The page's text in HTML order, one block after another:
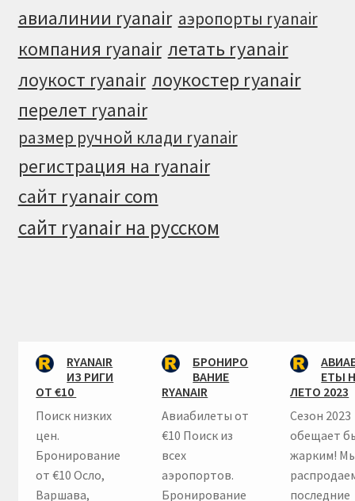
авиалинии ryanair аэропорты ryanair
компания ryanair летать ryanair
лоукост ryanair лоукостер ryanair
перелет ryanair
размер ручной клади ryanair
регистрация на ryanair
сайт ryanair com
сайт ryanair на русском
RYANAIR
ИЗ РИГИ
ОТ €10
Поиск низких
цен.
Бронирование
от €10 Осло,
Варшава,
БРОНИРО
ВАНИЕ
RYANAIR
Авиабилеты от
€10 Поиск из
всех
аэропортов.
Бронирование
ЕТЫ
ЛЕТО 2023
Сезон 2023
обещает
жарким!
последние